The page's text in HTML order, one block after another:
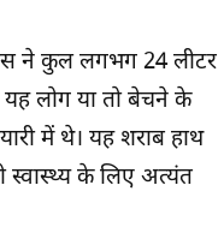
ने कुल लगभग 24 लीटर
लोग या तो बेचने के
में थे। यह शराब हाथ
स्वास्थ्य के लिए अत्यंत